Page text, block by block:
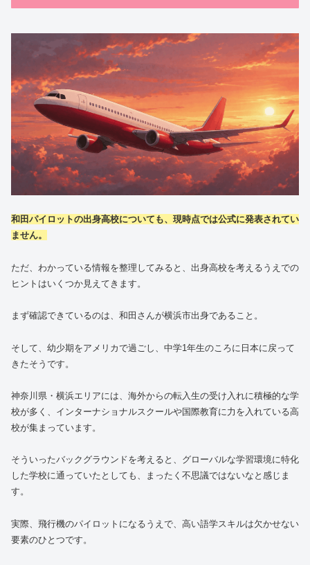
和田パイロットの出身高校についても、現時点では公式に発表されてい
ません。
ただ、わかっている情報を整理してみると、出身高校を考えるうえでの
ヒントはいくつか見えてきます。
まず確認できているのは、和田さんが横浜市出身であること。
そして、幼少期をアメリカで過ごし、中学1年生のころに日本に戻って
きたそうです。
神奈川県・横浜エリアには、海外からの転入生の受け入れに積極的な学
校が多く、インターナショナルスクールや国際教育に力を入れている高
校が集まっています。
そういったバックグラウンドを考えると、グローバルな学習環境に特化
した学校に通っていたとしても、まったく不思議ではないなと感じま
す。
実際、飛行機のパイロットになるうえで、高い語学スキルは欠かせない
要素のひとつです。